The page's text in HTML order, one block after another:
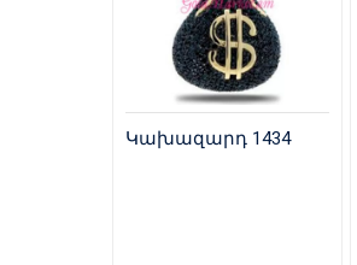
Կախազարդ 1434